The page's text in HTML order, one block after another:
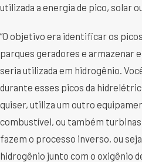
utilizada a energia de pico, solar
“O objetivo era identificar os
parques geradores e armazenar
seria utilizada em hidrogênio.
durante esses picos da
quiser, utiliza um outro
combustível, ou também
fazem o processo inverso, ou
hidrogênio junto com o oxigênio